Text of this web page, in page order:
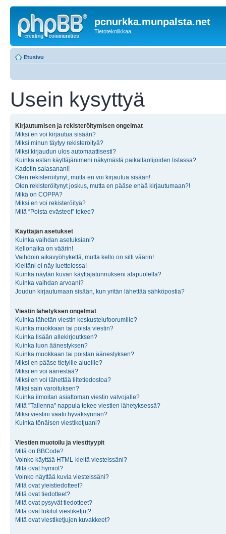
pcnurkka.munpalsta.net
Tietotekniikkaa
Etusivu
Usein kysyttyä
Kirjautumisen ja rekisteröitymisen ongelmat
Miksi en voi kirjautua sisään?
Miksi minun täytyy rekisteröityä?
Miksi kirjaudun ulos automaattisesti?
Kuinka estän käyttäjänimeni näkymästä paikallaolijoiden listassa?
Kadotin salasanani!
Olen rekisteröitynyt, mutta en voi kirjautua sisään!
Olen rekisteröitynyt joskus, mutta en pääse enää kirjautumaan?!
Mikä on COPPA?
Miksi en voi rekisteröityä?
Mitä “Poista evästeet” tekee?
Käyttäjän asetukset
Kuinka vaihdan asetuksiani?
Kellonaika on väärin!
Vaihdoin aikavyöhykettä, mutta kello on silti väärin!
Kieltäni ei näy luettelossa!
Kuinka näytän kuvan käyttäjätunnukseni alapuolella?
Kuinka vaihdan arvoani?
Joudun kirjautumaan sisään, kun yritän lähettää sähköpostia?
Viestin lähetyksen ongelmat
Kuinka lähetän viestin keskustelufoorumille?
Kuinka muokkaan tai poista viestin?
Kuinka lisään allekirjoutksen?
Kuinka luon äänestyksen?
Kuinka muokkaan tai poistan äänestyksen?
Miksi en pääse tietyille alueille?
Miksi en voi äänestää?
Miksi en voi lähettää liitetiedostoa?
Miksi sain varoituksen?
Kuinka ilmoitan asiattoman viestin valvojalle?
Mitä "Tallenna" nappula tekee viestien lähetyksessä?
Miksi viestini vaatii hyväksynnän?
Kuinka tönäisen viestiketjuani?
Viestien muotoilu ja viestityypit
Mitä on BBCode?
Voinko käyttää HTML-kieltä viesteissäni?
Mitä ovat hymiöt?
Voinko näyttää kuvia viesteissäni?
Mitä ovat yleistiedotteet?
Mitä ovat tiedotteet?
Mitä ovat pysyvät tiedotteet?
Mitä ovat lukitut viestiketjut?
Mitä ovat viestiketjujen kuvakkeet?